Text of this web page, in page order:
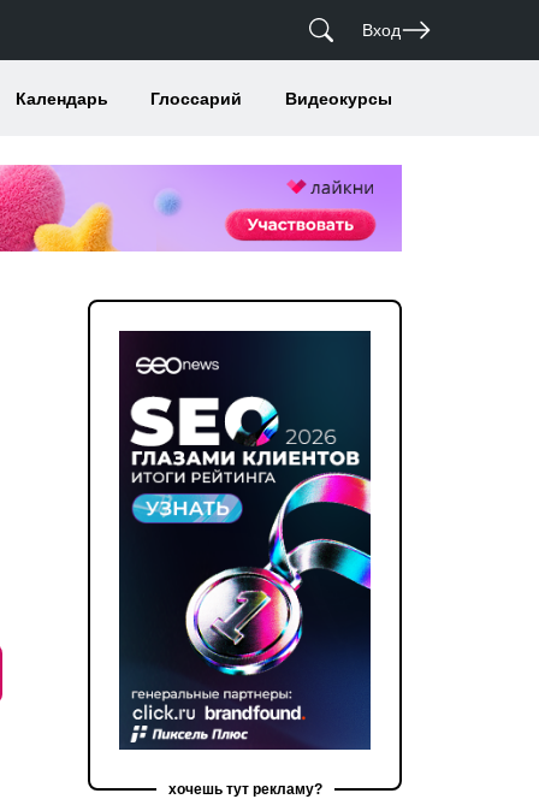
Вход
Календарь Глоссарий Видеокурсы
хочешь тут рекламу?